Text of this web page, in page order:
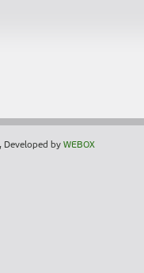
, Developed by WEBOX